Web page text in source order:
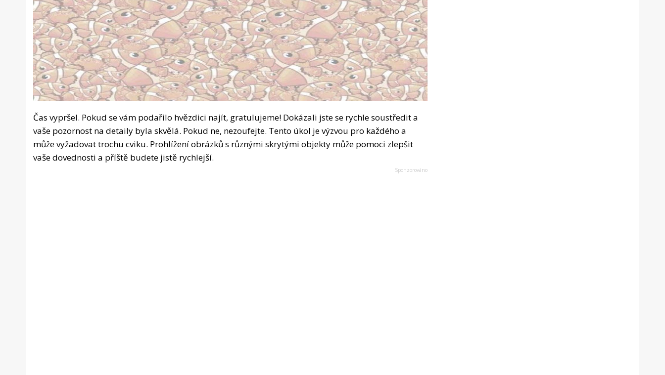
Čas vypršel. Pokud se vám podařilo hvězdici najít, gratulujeme! Dokázali jste se rychle soustředit a
vaše pozornost na detaily byla skvělá. Pokud ne, nezoufejte. Tento úkol je výzvou pro každého a
může vyžadovat trochu cviku. Prohlížení obrázků s různými skrytými objekty může pomoci zlepšit
vaše dovednosti a příště budete jistě rychlejší.